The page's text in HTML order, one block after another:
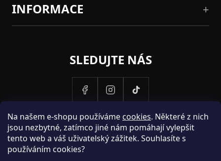
Na našem e-shopu používáme cookies. Některé z nich
jsou nezbytné, zatímco jiné nám pomáhají vylepšit
tento web a váš uživatelský zážitek. Souhlasíte s
používáním cookies?
INFORMACE
SLEDUJTE NÁS